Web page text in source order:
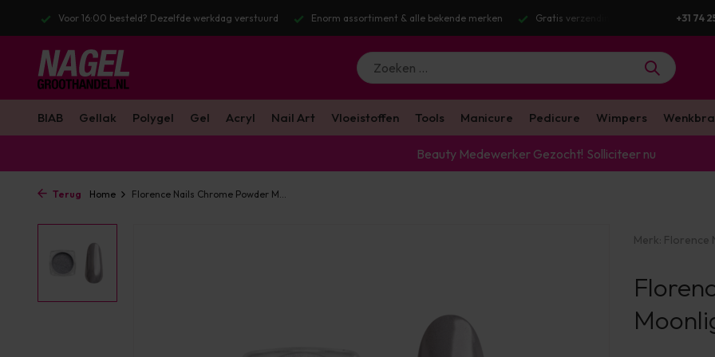
Voor 16:00 besteld? Dezelfde werkdag verstuurd Enorm assortiment & alle bekende merken Gratis verzending v.a. €100 excl. BTW+31 74
BIAB Gellak Polygel Gel Acryl Nail Art Vloeistoffen Tools Manicure Pedicure Wimpers
Beauty Medewerker Gezocht! Solliciteer nu
Terug Home Florence Nails Chrome Powder M...
Merk: Florence